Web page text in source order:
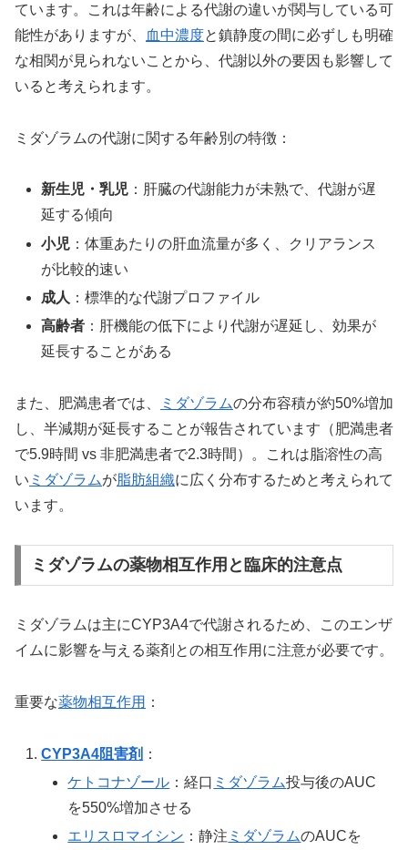
ています。これは年齢による代謝の違いが関与している可
能性がありますが、
血中濃度と鎮静度の間に必ずしも明確
な相関が見られないことから、代謝以外の要因も影響して
いると考えられます。
ミダゾラムの代謝に関する年齢別の特徴：
新生児・乳児 ：肝臓の代謝能力が未熟で、代謝が遅
延する傾向
小児 ：体重あたりの肝血流量が多く、クリアランス
が比較的速い
成人 ：標準的な代謝プロファイル
高齢者 ：肝機能の低下により代謝が遅延し、効果が
延長することがある
また、肥満患者では、 ミダゾラムの分布容積が約50%増加
し、半減期が延長することが報告されています（肥満患者
で5.9時間 vs 非肥満患者で2.3時間）。これは脂溶性の高
い ミダゾラムが脂肪組織に広く分布するためと考えられて
います。
ミダゾラムの薬物相互作用と臨床的注意点
ミダゾラムは主にCYP3A4で代謝されるため、このエンザ
イムに影響を与える薬剤との相互作用に注意が必要です。
重要な薬物相互作用 ：
CYP3A4阻害剤 ：
ケトコナゾール ：経口 ミダゾラム投与後のAUC
を550%増加させる
エリスロマイシン ：静注 ミダゾラムのAUCを